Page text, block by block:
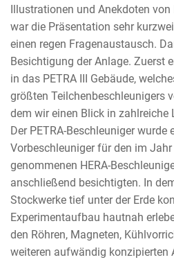
Illustrationen und Anekdoten
war die Präsentation sehr
einen regen Fragenaustausch.
Besichtigung der Anlage. Zuerst
in das PETRA III Gebäude,
größten Teilchenbeschleunigers
dem wir einen Blick in zahlreiche
Der PETRA-Beschleuniger wurde
Vorbeschleuniger für den im
genommenen HERA-
anschließend besichtigten. In
Stockwerke tief unter der Erde
Experimentaufbau hautnah
den Röhren, Magneten,
weiteren aufwändig konzipierten